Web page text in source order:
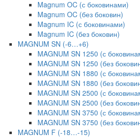
Magnum OC (с боковинами)
Magnum OC (без боковин)
Magnum IC (с боковинами)
Magnum IC (без боковин)
MAGNUM SN (-6…+6)
MAGNUM SN 1250 (с
MAGNUM SN 1250 (без
MAGNUM SN 1880 (с
MAGNUM SN 1880 (без
MAGNUM SN 2500 (с
MAGNUM SN 2500 (без
MAGNUM SN 3750 (с
MAGNUM SN 3750 (без
MAGNUM F (-18…-15)